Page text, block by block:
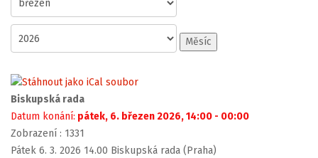
Měsíc
Biskupská rada
Datum konání: pátek, 6. březen 2026, 14:00 - 00:00
Zobrazení : 1331
Pátek 6. 3. 2026 14.00 Biskupská rada (Praha)